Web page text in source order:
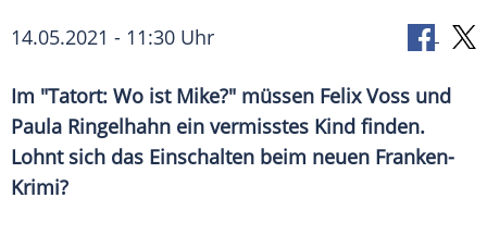
14.05.2021 - 11:30 Uhr
Im "Tatort: Wo ist Mike?" müssen Felix Voss und
Paula Ringelhahn ein vermisstes Kind finden.
Lohnt sich das Einschalten beim neuen Franken-
Krimi?